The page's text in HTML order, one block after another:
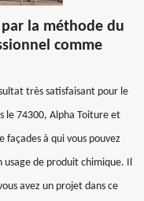
la méthode du
comme
très satisfaisant pour le
le 74300, Alpha Toiture et
façades à qui vous pouvez
usage de produit chimique. Il
avez un projet dans ce